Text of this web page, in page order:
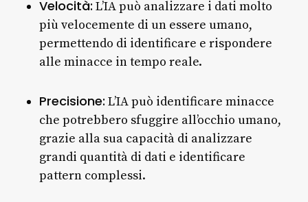
Velocità: L’IA può analizzare i dati molto
più velocemente di un essere umano,
permettendo di identificare e rispondere
alle minacce in tempo reale.
Precisione: L’IA può identificare minacce
che potrebbero sfuggire all’occhio umano,
grazie alla sua capacità di analizzare
grandi quantità di dati e identificare
pattern complessi.